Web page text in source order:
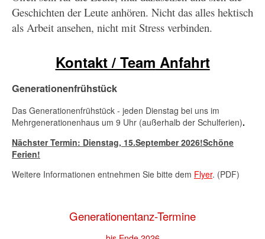
Geschichten der Leute anhören. Nicht das alles hektisch
als Arbeit ansehen, nicht mit Stress verbinden.
Kontakt / Team Anfahrt
Generationenfrühstück
Das Generationenfrühstück - jeden Dienstag bei uns im
Mehrgenerationenhaus um 9 Uhr (außerhalb der Schulferien).
Nächster Termin: Dienstag, 15.September 2026!Schöne
Ferien!
Weitere Informationen entnehmen Sie bitte dem Flyer. (PDF)
Generationentanz-Termine